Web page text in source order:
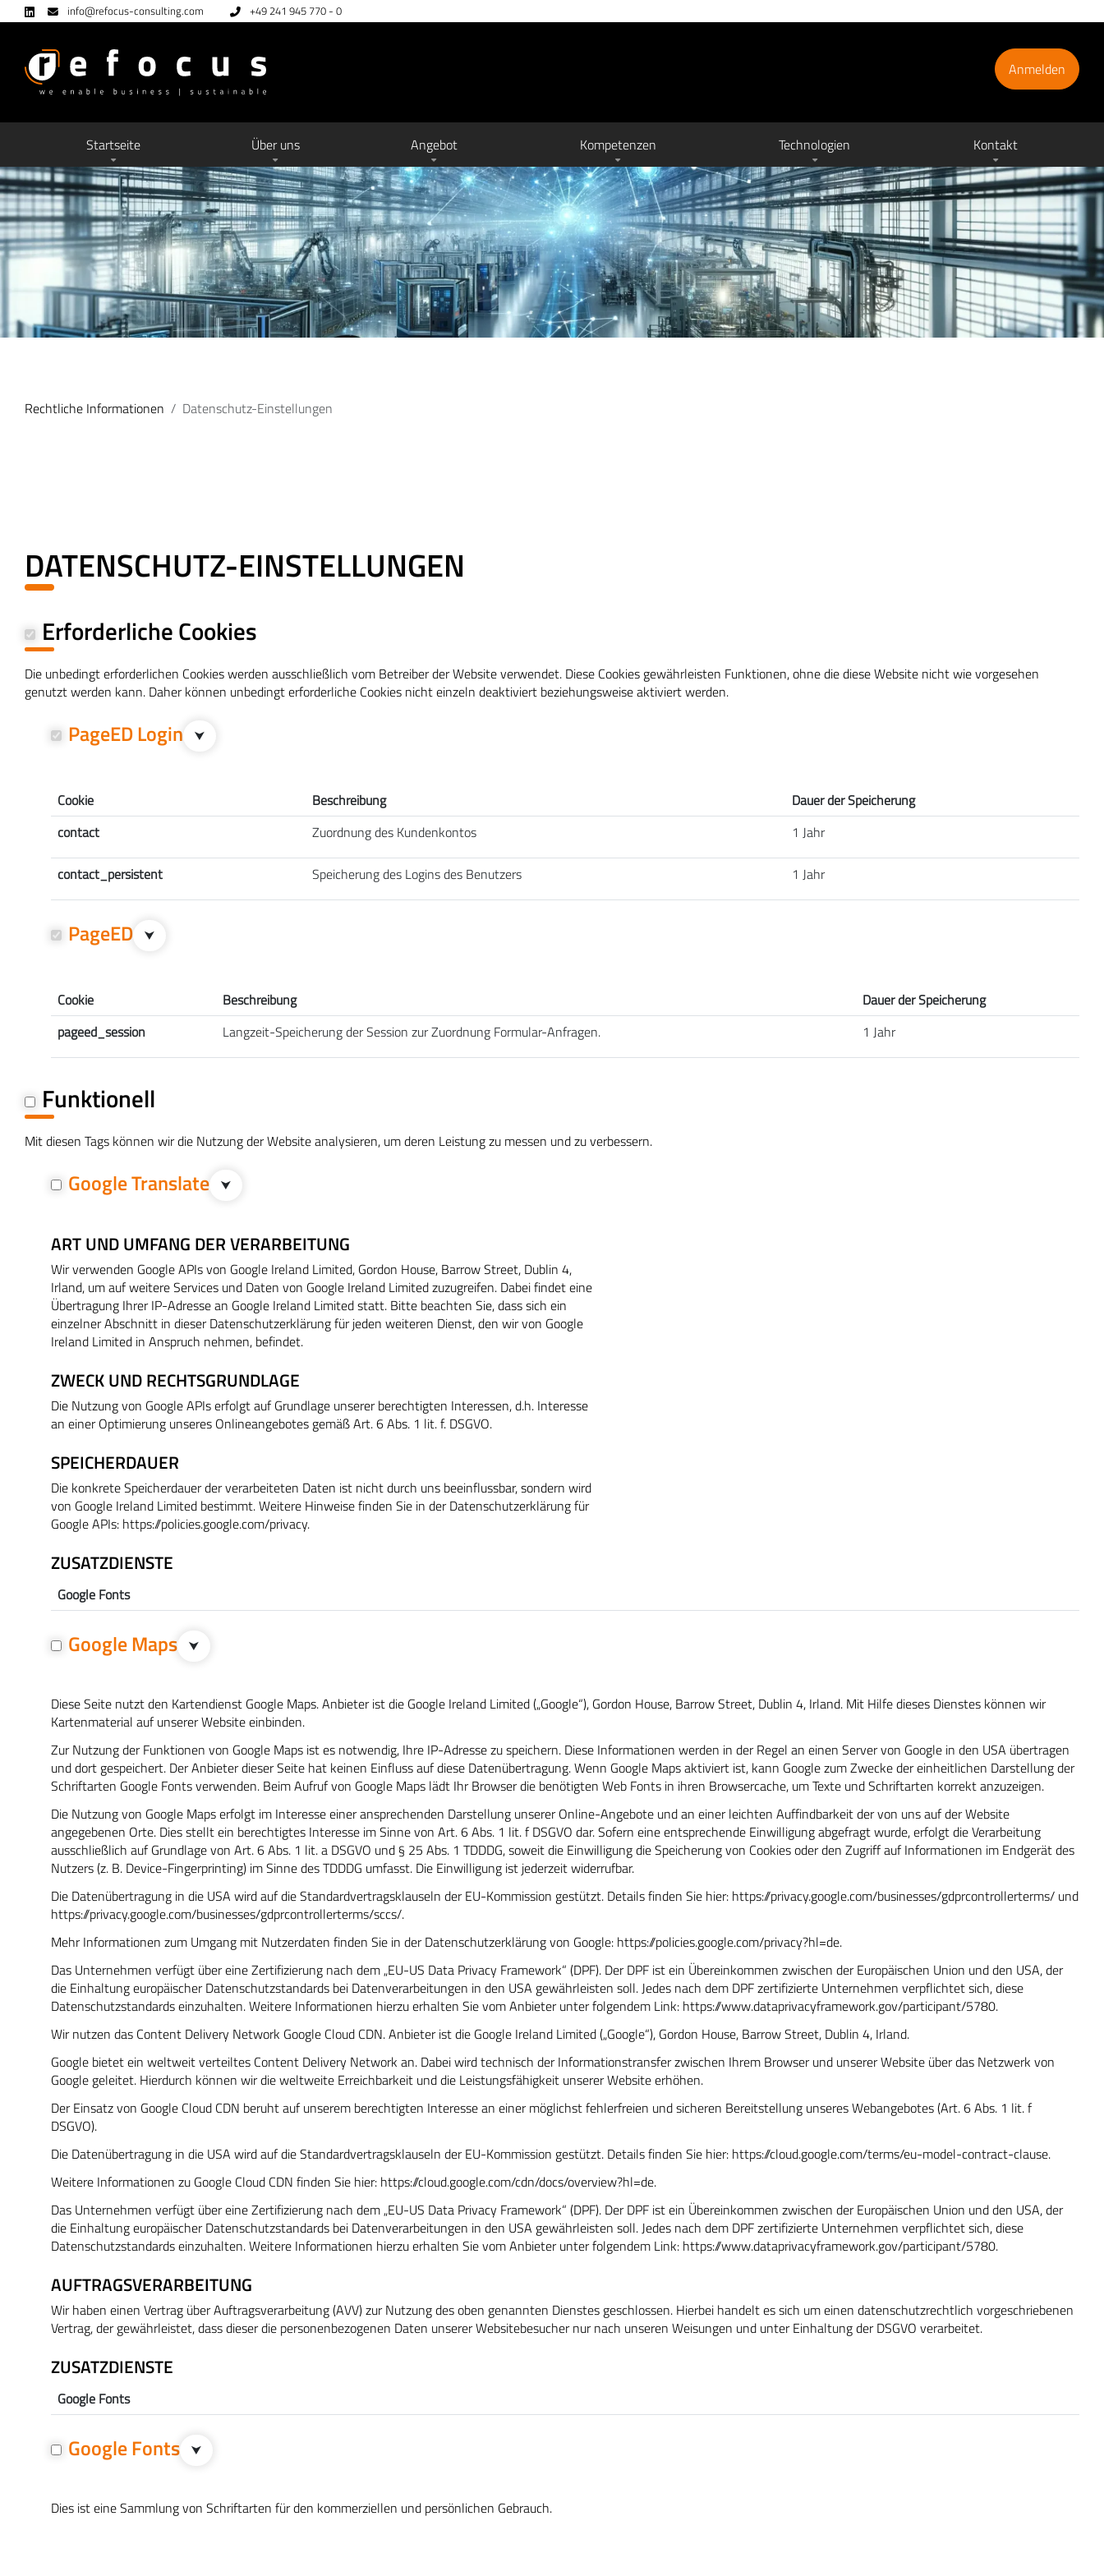
info@refocus-consulting.com +49 241 945 770 - 0
Anmelden
Startseite Über uns Angebot Kompetenzen Technologien Kontakt
Rechtliche Informationen Datenschutz-Einstellungen
DATENSCHUTZ-EINSTELLUNGEN
Erforderliche Cookies
Die unbedingt erforderlichen Cookies werden ausschließlich vom Betreiber der Website verwendet. Diese Cookies gewährleisten Funktionen, ohne die diese Website nicht wie vorgesehen
genutzt werden kann. Daher können unbedingt erforderliche Cookies nicht einzeln deaktiviert beziehungsweise aktiviert werden.
PageED Login ⮟
Cookie Beschreibung
Dauer der Speicherung
contact
Zuordnung des Kundenkontos 1 Jahr
contact_persistent Speicherung des Logins des Benutzers 1 Jahr
PageED ⮟
Cookie Beschreibung
Dauer der Speicherung
pageed_session
Langzeit-Speicherung der Session zur Zuordnung Formular-Anfragen. 1 Jahr
Funktionell
Mit diesen Tags können wir die Nutzung der Website analysieren, um deren Leistung zu messen und zu verbessern.
Google Translate ⮟
ART UND UMFANG DER VERARBEITUNG
Wir verwenden Google APIs von Google Ireland Limited, Gordon House, Barrow Street, Dublin 4,
Irland, um auf weitere Services und Daten von Google Ireland Limited zuzugreifen. Dabei findet eine
Übertragung Ihrer IP-Adresse an Google Ireland Limited statt. Bitte beachten Sie, dass sich ein
einzelner Abschnitt in dieser Datenschutzerklärung für jeden weiteren Dienst, den wir von Google
Ireland Limited in Anspruch nehmen, befindet.
ZWECK UND RECHTSGRUNDLAGE
Die Nutzung von Google APIs erfolgt auf Grundlage unserer berechtigten Interessen, d.h. Interesse
an einer Optimierung unseres Onlineangebotes gemäß Art. 6 Abs. 1 lit. f. DSGVO.
SPEICHERDAUER
Die konkrete Speicherdauer der verarbeiteten Daten ist nicht durch uns beeinflussbar, sondern wird
von Google Ireland Limited bestimmt. Weitere Hinweise finden Sie in der Datenschutzerklärung für
Google APIs: https://policies.google.com/privacy.
ZUSATZDIENSTE
Google Fonts
Google Maps ⮟
Diese Seite nutzt den Kartendienst Google Maps. Anbieter ist die Google Ireland Limited („Google“), Gordon House, Barrow Street, Dublin 4, Irland. Mit Hilfe dieses Dienstes können wir
Kartenmaterial auf unserer Website einbinden.
Zur Nutzung der Funktionen von Google Maps ist es notwendig, Ihre IP-Adresse zu speichern. Diese Informationen werden in der Regel an einen Server von Google in den USA übertragen
und dort gespeichert. Der Anbieter dieser Seite hat keinen Einfluss auf diese Datenübertragung. Wenn Google Maps aktiviert ist, kann Google zum Zwecke der einheitlichen Darstellung der
Schriftarten Google Fonts verwenden. Beim Aufruf von Google Maps lädt Ihr Browser die benötigten Web Fonts in ihren Browsercache, um Texte und Schriftarten korrekt anzuzeigen.
Die Nutzung von Google Maps erfolgt im Interesse einer ansprechenden Darstellung unserer Online-Angebote und an einer leichten Auffindbarkeit der von uns auf der Website
angegebenen Orte. Dies stellt ein berechtigtes Interesse im Sinne von Art. 6 Abs. 1 lit. f DSGVO dar. Sofern eine entsprechende Einwilligung abgefragt wurde, erfolgt die Verarbeitung
ausschließlich auf Grundlage von Art. 6 Abs. 1 lit. a DSGVO und § 25 Abs. 1 TDDDG, soweit die Einwilligung die Speicherung von Cookies oder den Zugriff auf Informationen im Endgerät des
Nutzers (z. B. Device-Fingerprinting) im Sinne des TDDDG umfasst. Die Einwilligung ist jederzeit widerrufbar.
Die Datenübertragung in die USA wird auf die Standardvertragsklauseln der EU-Kommission gestützt. Details finden Sie hier: https://privacy.google.com/businesses/gdprcontrollerterms/ und
https://privacy.google.com/businesses/gdprcontrollerterms/sccs/.
Mehr Informationen zum Umgang mit Nutzerdaten finden Sie in der Datenschutzerklärung von Google: https://policies.google.com/privacy?hl=de.
Das Unternehmen verfügt über eine Zertifizierung nach dem „EU-US Data Privacy Framework“ (DPF). Der DPF ist ein Übereinkommen zwischen der Europäischen Union und den USA, der
die Einhaltung europäischer Datenschutzstandards bei Datenverarbeitungen in den USA gewährleisten soll. Jedes nach dem DPF zertifizierte Unternehmen verpflichtet sich, diese
Datenschutzstandards einzuhalten. Weitere Informationen hierzu erhalten Sie vom Anbieter unter folgendem Link: https://www.dataprivacyframework.gov/participant/5780.
Wir nutzen das Content Delivery Network Google Cloud CDN. Anbieter ist die Google Ireland Limited („Google“), Gordon House, Barrow Street, Dublin 4, Irland.
Google bietet ein weltweit verteiltes Content Delivery Network an. Dabei wird technisch der Informationstransfer zwischen Ihrem Browser und unserer Website über das Netzwerk von
Google geleitet. Hierdurch können wir die weltweite Erreichbarkeit und die Leistungsfähigkeit unserer Website erhöhen.
Der Einsatz von Google Cloud CDN beruht auf unserem berechtigten Interesse an einer möglichst fehlerfreien und sicheren Bereitstellung unseres Webangebotes (Art. 6 Abs. 1 lit. f
DSGVO).
Die Datenübertragung in die USA wird auf die Standardvertragsklauseln der EU-Kommission gestützt. Details finden Sie hier: https://cloud.google.com/terms/eu-model-contract-clause.
Weitere Informationen zu Google Cloud CDN finden Sie hier: https://cloud.google.com/cdn/docs/overview?hl=de.
Das Unternehmen verfügt über eine Zertifizierung nach dem „EU-US Data Privacy Framework“ (DPF). Der DPF ist ein Übereinkommen zwischen der Europäischen Union und den USA, der
die Einhaltung europäischer Datenschutzstandards bei Datenverarbeitungen in den USA gewährleisten soll. Jedes nach dem DPF zertifizierte Unternehmen verpflichtet sich, diese
Datenschutzstandards einzuhalten. Weitere Informationen hierzu erhalten Sie vom Anbieter unter folgendem Link: https://www.dataprivacyframework.gov/participant/5780.
AUFTRAGSVERARBEITUNG
Wir haben einen Vertrag über Auftragsverarbeitung (AVV) zur Nutzung des oben genannten Dienstes geschlossen. Hierbei handelt es sich um einen datenschutzrechtlich vorgeschriebenen
Vertrag, der gewährleistet, dass dieser die personenbezogenen Daten unserer Websitebesucher nur nach unseren Weisungen und unter Einhaltung der DSGVO verarbeitet.
ZUSATZDIENSTE
Google Fonts
Google Fonts ⮟
Dies ist eine Sammlung von Schriftarten für den kommerziellen und persönlichen Gebrauch.